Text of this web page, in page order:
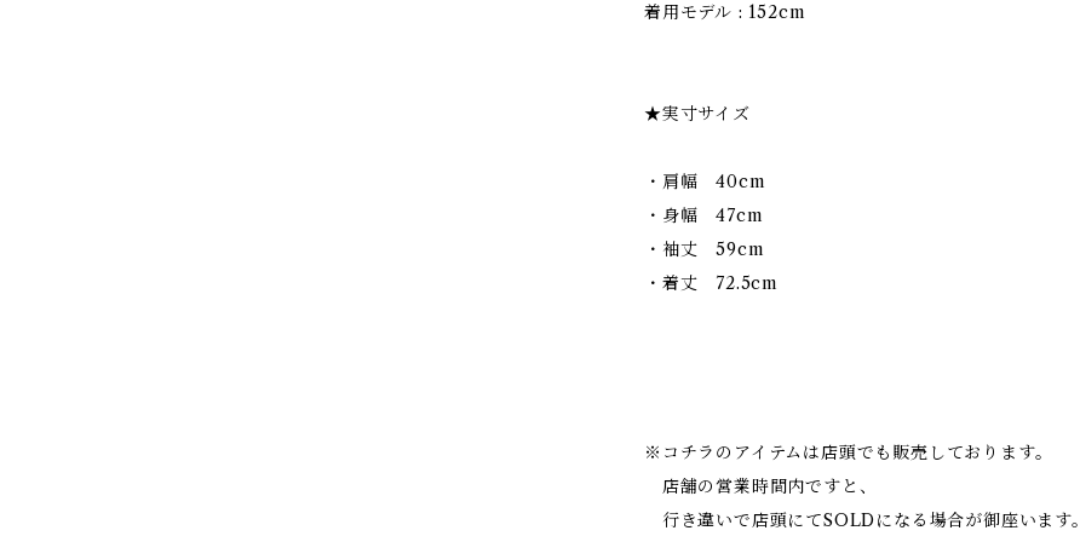
着用モデル : 152cm
★実寸サイズ
・肩幅 40cm
・身幅 47cm
・袖丈 59cm
・着丈 72.5cm
※コチラのアイテムは店頭でも販売しております。
店舗の営業時間内ですと、
行き違いで店頭にてSOLDになる場合が御座います。